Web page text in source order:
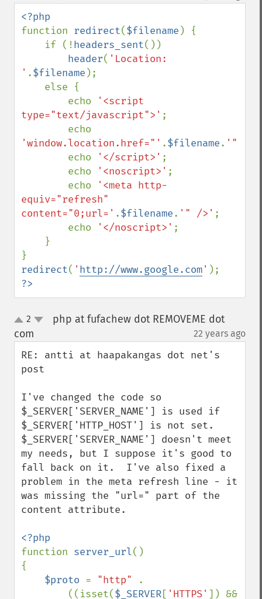
down
function redirect($filename ) {
    if (!
headers_sent())
header( 'Location:
' .$filename );
        echo
'<script
type="text/javascript">' ;
'window.location.href="' .$filename. '";'
        echo
'</script>' ;
        echo
'<noscript>' ;
        echo
'<meta http-
equiv="refresh"
content="0;url=' .$filename. '" />' ;
        echo
'</noscript>' ;
redirect( ' http://www.google.com'
?>
up2
php at fufachew dot REMOVEME dot
com
22 years ago
RE: antti at haapakangas dot net's
post
I've changed the code so
$_SERVER['SERVER_NAME'] is used if
$_SERVER['HTTP_HOST'] is not set.
$_SERVER['SERVER_NAME'] doesn't meet
my needs, but I suppose it's good to
fall back on it.  I've also fixed a
problem in the meta refresh line - it
was missing the "url=" part of the
content attribute.
function server_url()
{
$proto = "http"
.
        ((isset(
$_SERVER[ 'HTTPS'